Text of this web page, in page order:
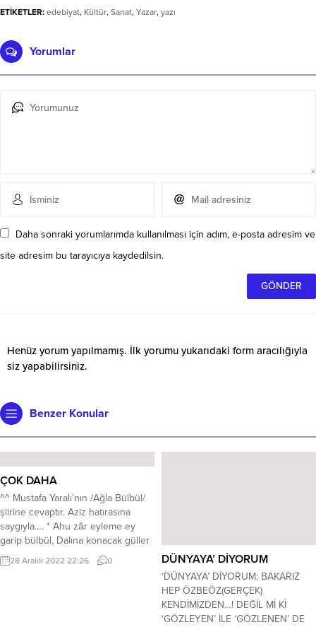
ETİKETLER: edebiyat, Kültür, Sanat, Yazar, yazı
Yorumlar
Daha sonraki yorumlarımda kullanılması için adım, e-posta adresim ve
site adresim bu tarayıcıya kaydedilsin.
Henüz yorum yapılmamış. İlk yorumu yukarıdaki form aracılığıyla
siz yapabilirsiniz.
Benzer Konular
ÇOK DAHA
^^ Mustafa Yaralı’nın /Ağla Bülbül/
şiirine cevaptır. Aziz hatırasına
saygıyla…. * Ahu zâr eyleme ey
garip bülbül, Dalına konacak güller
çok daha. İşte karşı bağda, navruzla
sümbül, Sesine gelecek, eller çok
28 Aralık 2022 22:26 0 DÜNYAYA’ DİYORUM
‘DÜNYAYA’ DİYORUM; BAKARIZ
HEP ÖZBEÖZ(GERÇEK)
KENDİMİZDEN…! DEĞİL Mİ Kİ
‘GÖZLEYEN’ İLE ‘GÖZLENEN’ DE